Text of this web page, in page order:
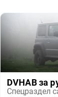
DVHAB за
Спецраздел